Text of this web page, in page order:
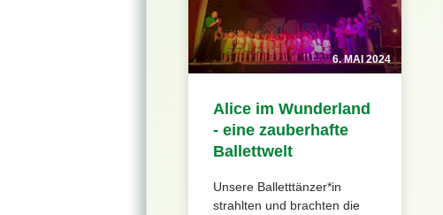
6. MAI 2024
Alice im Wunderland
- eine zauberhafte
Ballettwelt
Unsere Balletttänzer*in
strahlten und brachten die